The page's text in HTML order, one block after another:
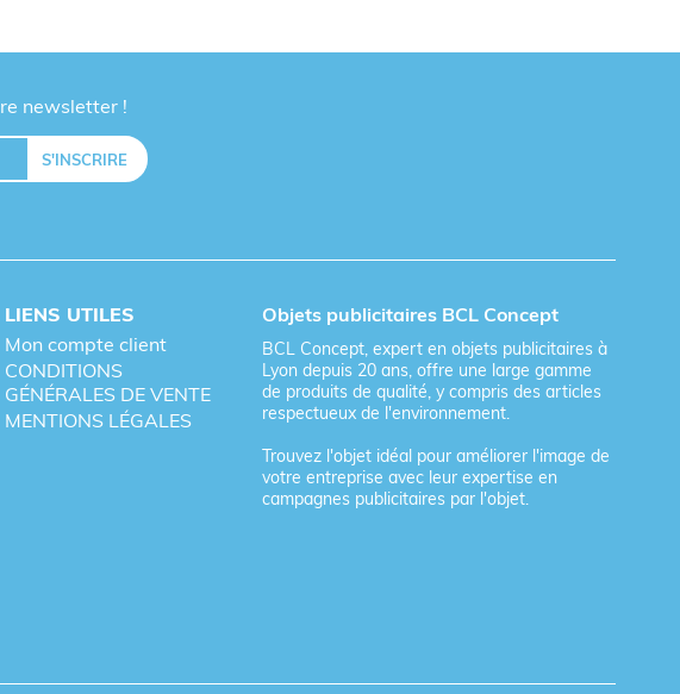
newsletter !
LIENS UTILES
Mon compte client
CONDITIONS
GÉNÉRALES DE VENTE
MENTIONS LÉGALES
Objets publicitaires BCL Concept
BCL Concept, expert en objets publicitaires à
Lyon depuis 20 ans, offre une large gamme
de produits de qualité, y compris des articles
respectueux de l'environnement.
Trouvez l'objet idéal pour améliorer l'image de
votre entreprise avec leur expertise en
campagnes publicitaires par l'objet.